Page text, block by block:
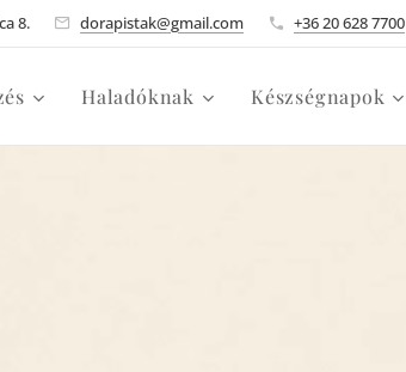
8. dorapistak@gmail.com +36 20 628 7700
Haladóknak Készségnapok